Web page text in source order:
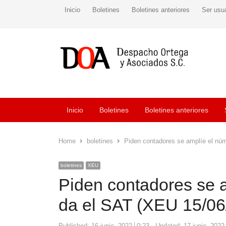
Inicio Boletines Boletines anteriores Ser
Inicio Boletines Boletines anteriores
Home
boletines Piden contadores se amplíe el
boletines XEU
Piden contadores se
da el SAT (XEU 15/